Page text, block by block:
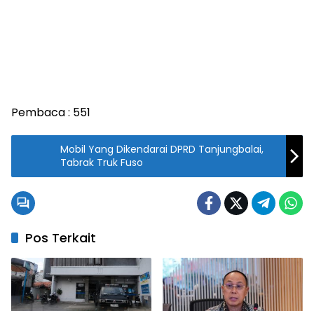
Pembaca : 551
Mobil Yang Dikendarai DPRD Tanjungbalai,
Tabrak Truk Fuso
Pos Terkait